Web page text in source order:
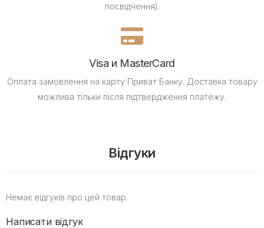
посвідчення).
Visa и MasterCard
Оплата замовлення на карту Приват Банку. Доставка товару
можлива тільки після підтвердження платежу.
Відгуки
Немає відгуків про цей товар.
Написати відгук